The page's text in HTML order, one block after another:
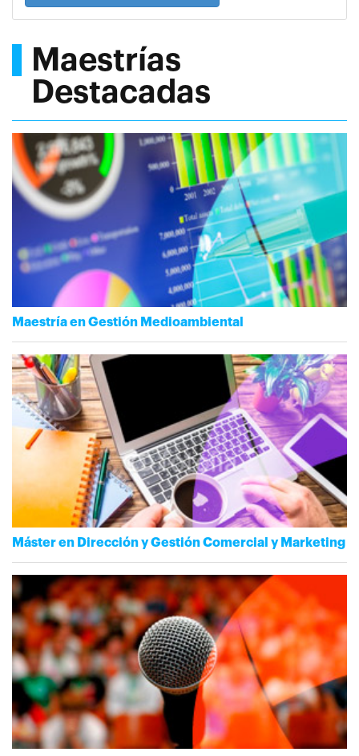
Maestrías
Destacadas
Maestría en Gestión Medioambiental
Máster en Dirección y Gestión Comercial y Marketing